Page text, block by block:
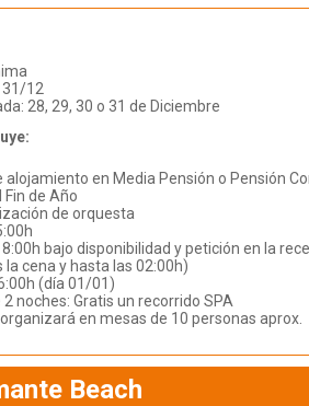
31/12
28, 29, 30 o 31 de Diciembre
alojamiento en Media Pensión o Pensión
Fin de Año
de orquesta
bajo disponibilidad y petición en la
cena y hasta las 02:00h)
(día 01/01)
noches: Gratis un recorrido SPA
en mesas de 10 personas aprox.
Beach